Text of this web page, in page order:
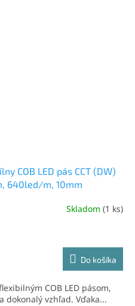
COB LED pás CCT (DW)
640led/m, 10mm
Skladom (1 ks)
Do košíka
COB LED pásom,
dokonalý vzhľad. Vďaka...